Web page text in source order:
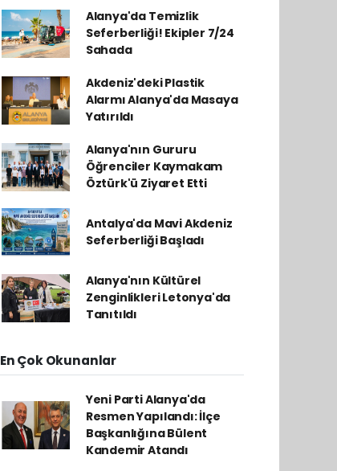
Alanya'da Temizlik
Seferberliği! Ekipler 7/24
Sahada
Akdeniz'deki Plastik
Alarmı Alanya'da Masaya
Yatırıldı
Alanya'nın Gururu
Öğrenciler Kaymakam
Öztürk'ü Ziyaret Etti
Antalya'da Mavi Akdeniz
Seferberliği Başladı
Alanya'nın Kültürel
Zenginlikleri Letonya'da
Tanıtıldı
En Çok Okunanlar
Yeni Parti Alanya'da
Resmen Yapılandı: İlçe
Başkanlığına Bülent
Kandemir Atandı